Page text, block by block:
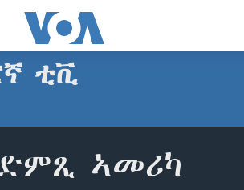
ቲቪ
ኣመሪካ